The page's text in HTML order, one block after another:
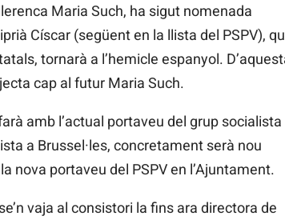
Maria Such, ha sigut nomenada
Císcar (següent en la llista del PSPV),
tornarà a l’hemicle espanyol.
cap al futur Maria Such.
amb l’actual portaveu del grup socialista
a Brussel·les, concretament serà nou
nova portaveu del PSPV en l’Ajuntament.
vaja al consistori la fins ara directora de